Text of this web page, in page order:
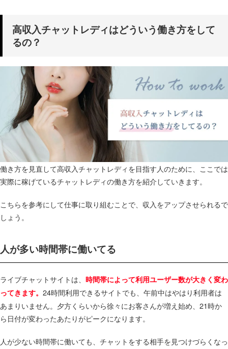
高収入チャットレディはどういう働き方をして
るの？
働き方を見直して高収入チャットレディを目指す人のために、ここでは
実際に稼げているチャットレディの働き方を紹介していきます。
こちらを参考にして仕事に取り組むことで、収入をアップさせられるで
しょう。
人が多い時間帯に働いてる
ライブチャットサイトは、 時間帯によって利用ユーザー数が大きく変わ
ってきます。 24時間利用できるサイトでも、午前中はやはり利用者は
あまりいません。夕方くらいから徐々にお客さんが増え始め、21時か
ら日付が変わったあたりがピークになります。
人が少ない時間帯に働いても、チャットをする相手を見つけづらくなっ